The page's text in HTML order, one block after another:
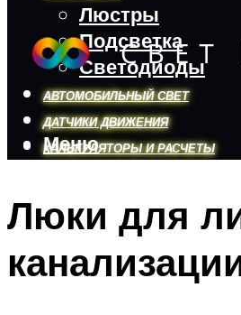
Люстры
Подсветка
Светодиоды
АВТОМОБИЛЬНЫЙ СВЕТ
ДАТЧИКИ ДВИЖЕНИЯ
КАЛЬКУЛЯТОРЫ И РАСЧЕТЫ
Меню
Меню
Люки для